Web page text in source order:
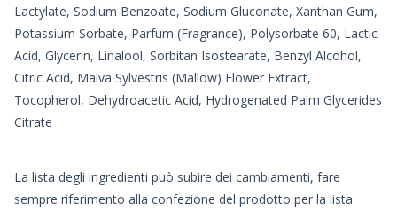
Lactylate, Sodium Benzoate, Sodium Gluconate, Xanthan Gum,
Potassium Sorbate, Parfum (Fragrance), Polysorbate 60, Lactic
Acid, Glycerin, Linalool, Sorbitan Isostearate, Benzyl Alcohol,
Citric Acid, Malva Sylvestris (Mallow) Flower Extract,
Tocopherol, Dehydroacetic Acid, Hydrogenated Palm Glycerides
Citrate
La lista degli ingredienti può subire dei cambiamenti, fare
sempre riferimento alla confezione del prodotto per la lista